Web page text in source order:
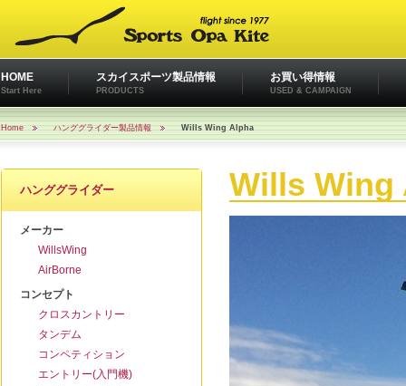
HOME
Start Here
スカイスポーツ製品情報
PRODUCTS
お買い得情報
USED & CAMPAIGN
Home ハンググライダー製品情報 Wills Wing Alpha
ハンググライダー
メーカー
WillsWing
AirBorne
コンセプト
クロスカントリー
タンデム
コンペティション
エントリー(入門機)
Wills Wing